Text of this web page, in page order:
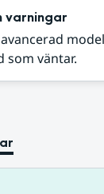
varningar
som väntar.